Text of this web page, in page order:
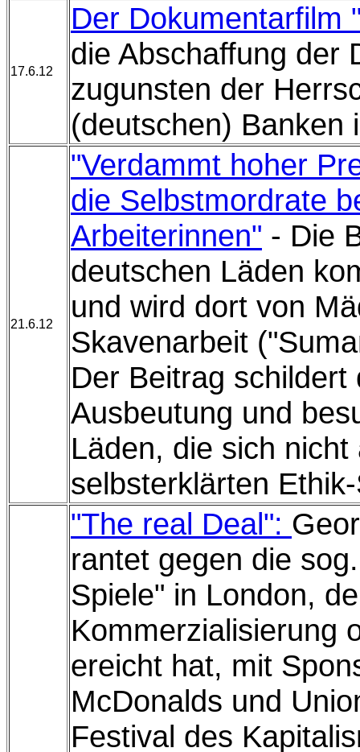
17.6.12
Der Dokumentarfilm
die Abschaffung der
zugunsten der
(deutschen) Banken
21.6.12
"Verdammt hoher
die Selbstmordrate
Arbeiterinnen" - Die
deutschen Läden
und wird dort von
Skavenarbeit
Der Beitrag schildert
Ausbeutung und
Läden, die sich nicht
selbsterklärten
"The real Deal":
rantet gegen die
Spiele" in London,
Kommerzialisierung
ereicht hat, mit
McDonalds und
Festival des